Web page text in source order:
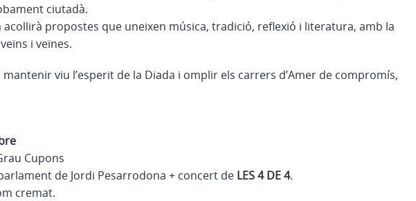
ciutadà.
acollirà propostes que uneixen música, tradició, reflexió i literatura, amb la
i veïnes.
viu l’esperit de la Diada i omplir els carrers d’Amer de compromís,
Cupons
de Jordi Pesarrodona + concert de LES 4 DE 4.
cremat.